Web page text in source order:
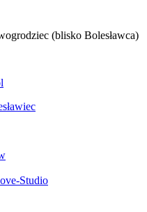
(blisko Bolesławca)
Studio